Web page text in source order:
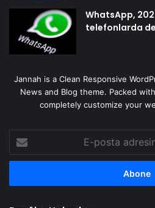
WhatsApp,
telefonlarda
Jannah is a Clean Responsive
News and Blog theme. Packed
completely customize your
posta
adresinizi